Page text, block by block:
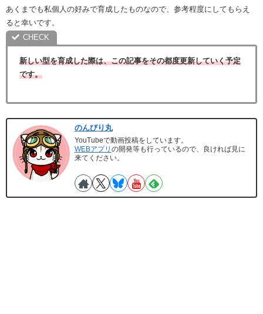
あくまでも私個人の好みで育成したものなので、参考程度にしてもらえ
ると幸いです。
新しい型を育成した際は、この記事をその都度更新していく予定
です。
のんびり丸
YouTubeで動画投稿をしています。
WEBアプリ の開発等も行っているので、良ければ見に
来てください。